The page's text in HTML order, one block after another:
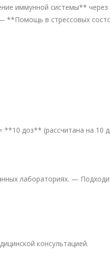
иммунной системы** через
**Помощь в стрессовых
доз** (рассчитана на 10
лабораториях. —
консультацией.